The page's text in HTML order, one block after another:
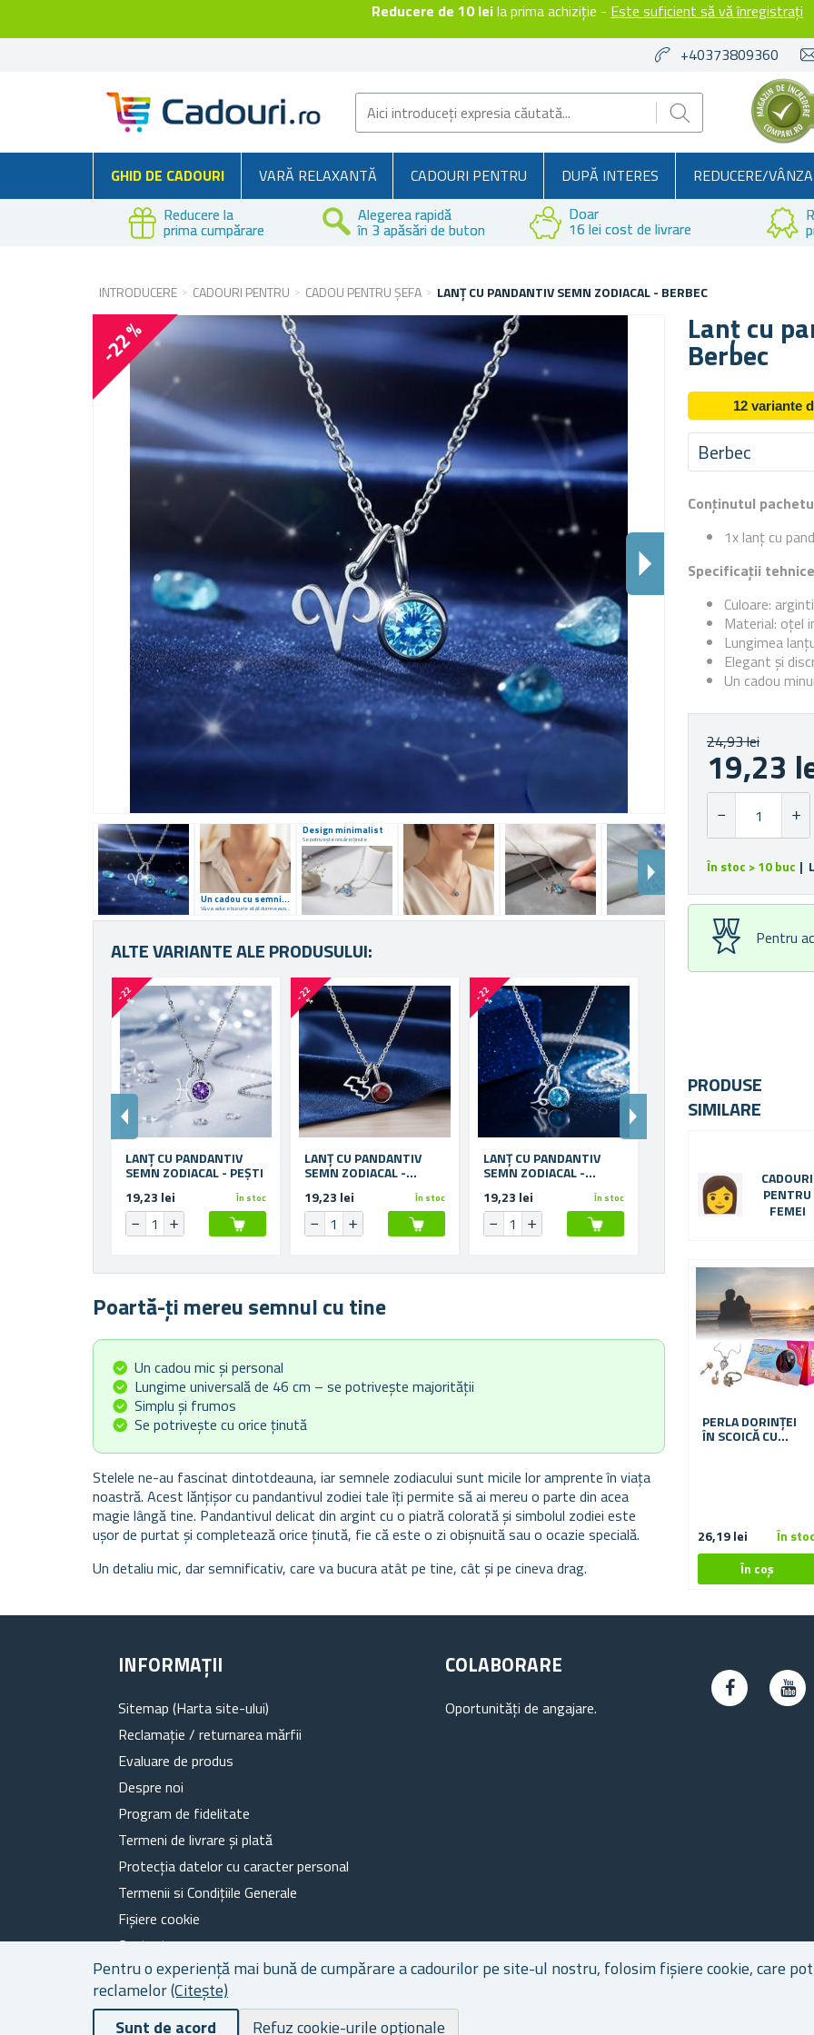
Reducere de 10 leila prima achiziție - Este suficient să vă înregistrați
Pentru o experiență mai bună de cumpărare a cadourilor pe site-ul nostru, folosim fișiere cookie, care
reclamelor(Citește)
Sunt de acord
Refuz cookie-urile opționale
+40373809360
GHID DE CADOURI VARĂ RELAXANTĂ CADOURI PENTRU DUPĂ INTERES REDUCERE/
Reducere la
prima cumpărare
Alegerea rapidă
în 3 apăsări de buton
Doar
16 lei cost de livrare
INTRODUCERE CADOURI PENTRU CADOU PENTRU ȘEFA LANȚ CU PANDANTIV SEMN ZODIACAL - BERBEC
Lanț cu
Berbec
-22 %
Un cadou cu semnificațieSe potrivește perfect oricărei ținute
Vă va aduce bucurie atât dumneavoastră, cât și unei persoane dragi.
Design minimalist
Se potrivește oricărei ținute
12 variante
Berbec
Conținutul
1x lanț cu
Specificații tehnice
Culoare:
Material: oțel
Lungimea
Elegant și
Un cadou
24,93 lei
19,23
În stoc > 10 buc |
Pentru
ALTE VARIANTE ALE PRODUSULUI:
-
2
2
%
LANȚ CU PANDANTIV
SEMN ZODIACAL - PEȘTI
19,23 lei
În stoc
-
2
2
%
LANȚ CU PANDANTIV
SEMN ZODIACAL -
19,23 lei În stoc
-
2
2
%
LANȚ CU PANDANTIV
SEMN ZODIACAL -
19,23 lei În stoc
SEMN ZODIACAL -
SĂGETĂTOR
19,23 lei În stoc
Poartă-ți mereu semnul cu tine
Un cadou mic și personal
Lungime universală de 46 cm – se potrivește majorității
Simplu și frumos
Se potrivește cu orice ținută
Stelele ne-au fascinat dintotdeauna, iar semnele zodiacului sunt micile lor amprente în viața
noastră. Acest lănțișor cu pandantivul zodiei tale îți permite să ai mereu o parte din acea
magie lângă tine. Pandantivul delicat din argint cu o piatră colorată și simbolul zodiei este
ușor de purtat și completează orice ținută, fie că este o zi obișnuită sau o ocazie specială.
Un detaliu mic, dar semnificativ, care va bucura atât pe tine, cât și pe cineva drag.
PRODUSE
SIMILARE
CADOURI
PENTRU
FEMEI
PERLA DORINȚEI
ÎN SCOICĂ CU
26,19 lei În stoc
INFORMAȚII
Sitemap (Harta site-ului)
Reclamație / returnarea mărfii
Evaluare de produs
Despre noi
Program de fidelitate
Termeni de livrare și plată
Protecția datelor cu caracter personal
Termenii si Condițiile Generale
Fișiere cookie
Contacte
COLABORARE
Oportunități de angajare.